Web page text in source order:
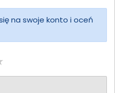
na swoje konto i oceń